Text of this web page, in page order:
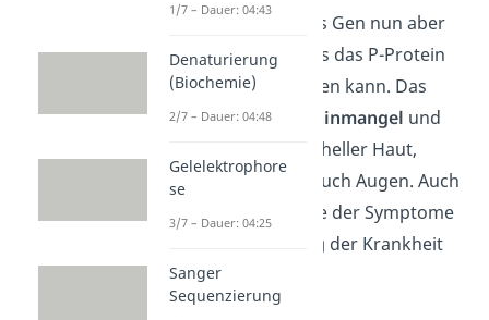
Die Mutation hat das Gen nun aber
so verändert, dass es das P-Protein
nicht richtig herstellen kann. Das
führt dann zu Melaninmangel und
somit meist zu sehr heller Haut,
hellen Haaren und auch Augen. Auch
hier hängt die Stärke der Symptome
Ausprägung der Krankheit
ab.
1/7 – Dauer: 04:43
Denaturierung
(Biochemie)
2/7 – Dauer: 04:48
Gelelektrophore
se
3/7 – Dauer: 04:25
Sanger
Sequenzierung